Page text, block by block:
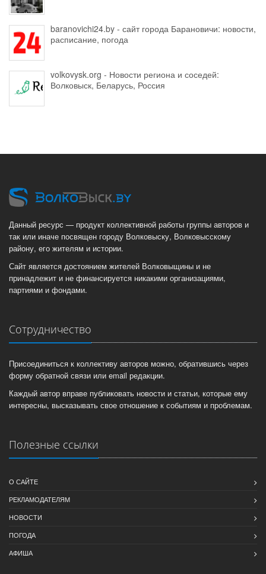
baranovichi24.by - сайт города Барановичи: новости,
расписание, погода
volkovysk.org - Новости региона и соседей:
Волковыск, Беларусь, Россия
Данный ресурс — продукт коллективной работы группы авторов и
так или иначе посвящен городу Волковыску, Волковысскому
району, его жителям и истории.
Сайт является достоянием жителей Волковыщины и не
принадлежит и не финансируется никакими организациями,
партиями и фондами.
Сотрудничество
Присоединиться к коллективу авторов можно, обратившись через
форму обратной связи или email редакции.
Каждый автор вправе публиковать новости и статьи, которые ему
интересны, высказывать свое отношение к событиям и проблемам.
Полезные ссылки
О САЙТЕ
РЕКЛАМОДАТЕЛЯМ
НОВОСТИ
ПОГОДА
АФИША